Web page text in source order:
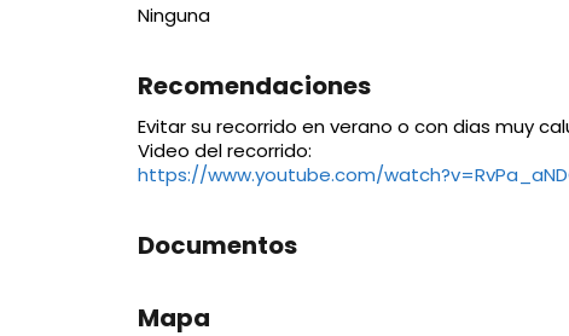
Ninguna
Recomendaciones
Evitar su recorrido en verano o con dias muy
Video del recorrido:
https://www.youtube.com/
Documentos
Mapa